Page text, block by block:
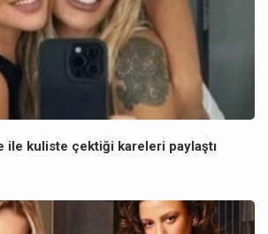
ile kuliste çektiği kareleri paylaştı